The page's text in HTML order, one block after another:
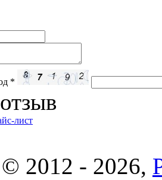
*
лист
2012 - 2026,